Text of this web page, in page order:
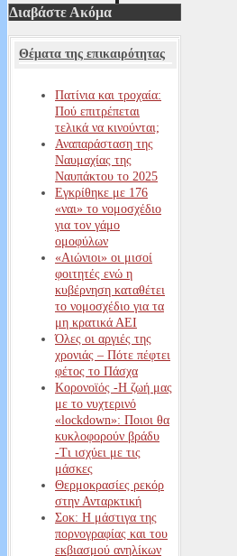
Διαβάστε Ακόμα
Θέματα της επικαιρότητας
Πατίνια και τροχαία:
Πού επιτρέπεται
τελικά να κινούνται;
Αναπαράσταση της
Ναυμαχίας της
Ναυπάκτου το 2025
Εγκρίθηκε με 176
«ναι» το νομοσχέδιο
για τον γάμο
ομοφύλων
«Αιώνιοι» οι μισοί
φοιτητές ενώ η
κυβέρνηση καταθέτει
το νομοσχέδιο για τα
μη κρατικά ΑΕΙ
Όλες οι αργιές της
χρονιάς – Πότε πέφτει
φέτος το Πάσχα
Κορονοϊός -Η ζωή μας
με το νυχτερινό
«lockdown»: Ποιοι θα
κυκλοφορούν βράδυ
-Τι ισχύει με τις
μάσκες
Θερμοκρασίες ρεκόρ
στην Ανταρκτική
Σοκ: Η μάστιγα της
πορνογραφίας και του
εκβιασμού ανηλίκων